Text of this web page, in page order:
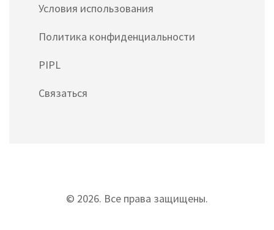
Условия использования
Политика конфиденциальности
PIPL
Связаться
© 2026. Все права защищены.